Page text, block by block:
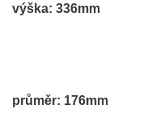
výška: 336mm
průměr: 176mm